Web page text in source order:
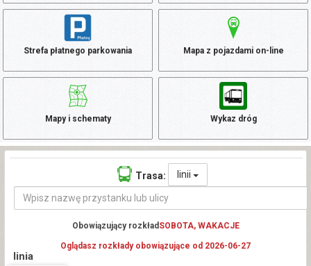
Strefa płatnego parkowania Mapa z pojazdami on-line
Mapy i schematy Wykaz dróg
Trasa: linii
Obowiązujący rozkład SOBOTA, WAKACJE
Oglądasz rozkłady obowiązujące od 2026-06-27
linia